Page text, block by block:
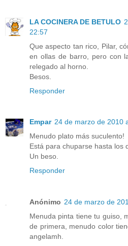
LA COCINERA DE BETULO
22:57
Que aspecto tan rico, Pilar,
en ollas de barro, pero con
relegado al horno.
Besos.
Responder
Empar 24 de marzo de 2010
Menudo plato más suculento!
Está para chuparse hasta los
Un beso.
Responder
Anónimo 24 de marzo de
Menuda pinta tiene tu guiso,
de primera, menudo color
angelamh.